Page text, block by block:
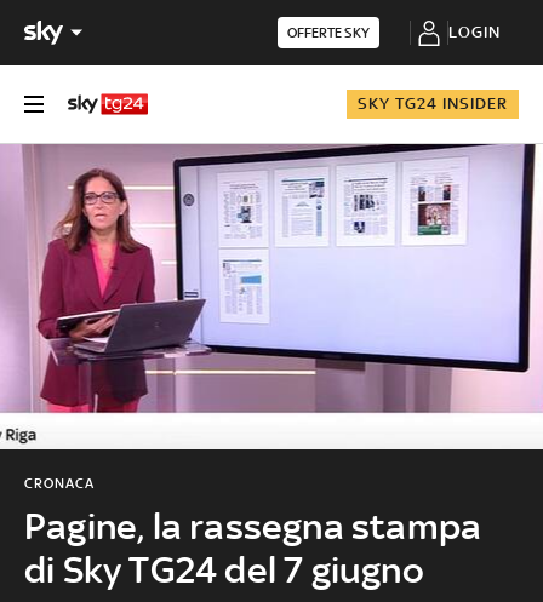
OFFERTE SKY LOGIN
SKY TG24 INSIDER
Pagine, la rassegna stampa
di Sky TG24 del 7 giugno
CRONACA